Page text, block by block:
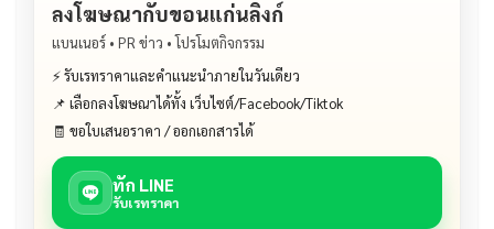
ลงโฆษณากับขอนแก่นลิงก์
แบนเนอร์ • PR ข่าว • โปรโมตกิจกรรม
⚡ รับเรทราคาและคำแนะนำภายในวันเดียว
📌 เลือกลงโฆษณาได้ทั้ง เว็บไซต์/Facebook/Tiktok
🧾 ขอใบเสนอราคา / ออกเอกสารได้
ทัก LINE
รับเรทราคา